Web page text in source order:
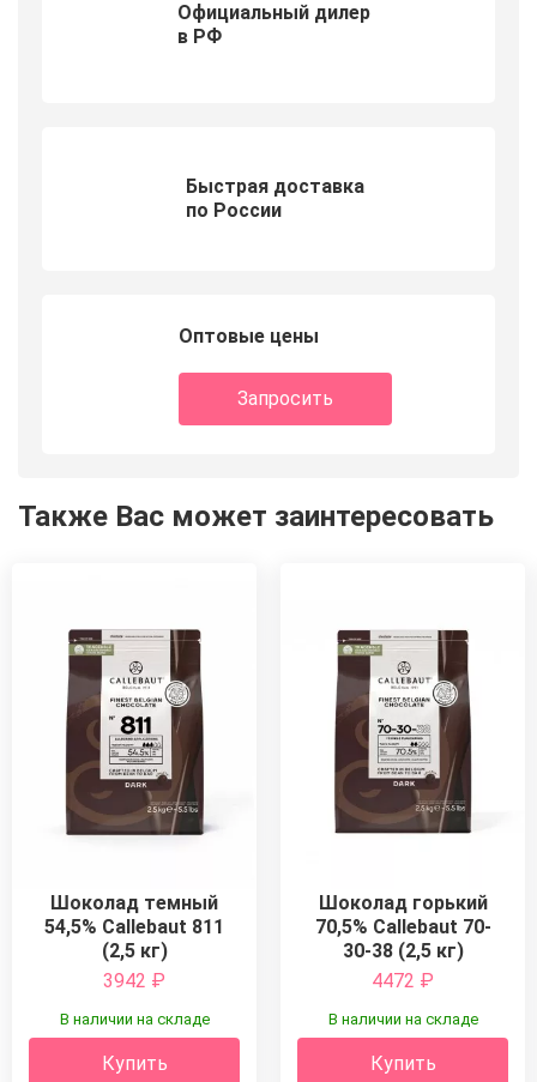
Официальный дилер
в РФ
Быстрая доставка
по России
Оптовые цены
Запросить
Также Вас может заинтересовать
Шоколад темный
54,5% Callebaut 811
(2,5 кг)
3942 ₽
В наличии на складе
Купить
Шоколад горький
70,5% Callebaut 70-
30-38 (2,5 кг)
4472 ₽
В наличии на складе
Купить